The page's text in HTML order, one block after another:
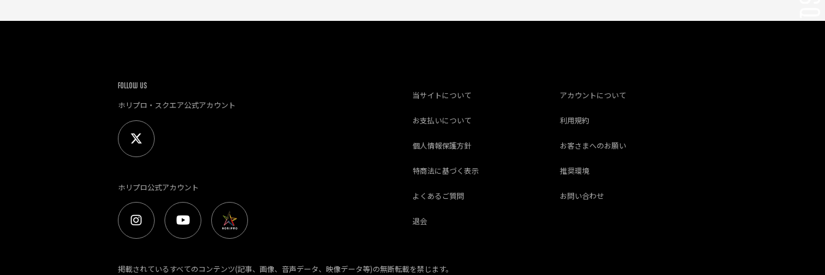
FOLLOW US
ホリプロ・スクエア公式アカウント
ホリプロ公式アカウント
当サイトについて アカウントについて
お支払いについて 利用規約
個人情報保護方針 お客さまへのお願い
特商法に基づく表示 推奨環境
よくあるご質問 お問い合わせ
退会
掲載されているすべてのコンテンツ(記事、画像、音声データ、映像データ等)の無断転載を禁じます。